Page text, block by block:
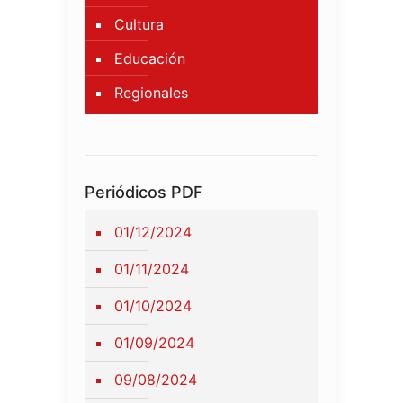
Cultura
Educación
Regionales
Periódicos PDF
01/12/2024
01/11/2024
01/10/2024
01/09/2024
09/08/2024